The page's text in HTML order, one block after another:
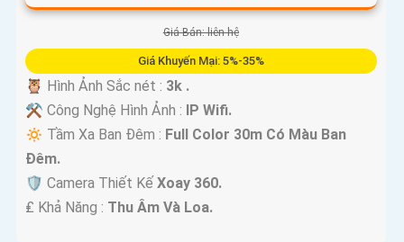
Giá Bán: liên hệ
Giá Khuyến Mại: 5%-35%
🦉 Hình Ảnh Sắc nét : 3k .
⚒ Công Nghệ Hình Ảnh : IP Wifi.
🔅 Tầm Xa Ban Đêm : Full Color 30m Có Màu Ban
Ðêm.
🛡 Camera Thiết Kế Xoay 360.
️₤ Khả Năng : Thu Âm Và Loa.